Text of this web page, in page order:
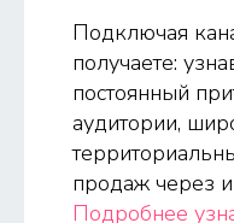
Подключая
получаете:
постоянный
аудитории,
продаж через
Подробнее